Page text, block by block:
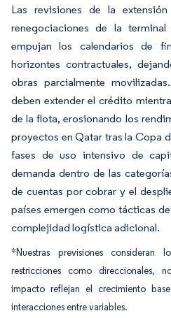
Las revisiones de la
renegociaciones de la
empujan los calendarios de
horizontes contractuales,
obras parcialmente
deben extender el crédito
de la flota, erosionando los
proyectos en Qatar tras la Copa
fases de uso intensivo de
demanda dentro de las
de cuentas por cobrar y el
países emergen como tácticas
complejidad logística adicional.
*Nuestras previsiones
restricciones como direccionales,
impacto reflejan el crecimiento
interacciones entre variables.